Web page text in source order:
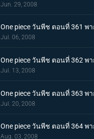
Jun. 29, 2008
One piece วันพีช ตอนที่ 361 พ
Jul. 06, 2008
One piece วันพีช ตอนที่ 362
Jul. 13, 2008
One piece วันพีช ตอนที่ 363 พ
Jul. 20, 2008
One piece วันพีช ตอนที่ 364 พ
Aug. 03, 2008